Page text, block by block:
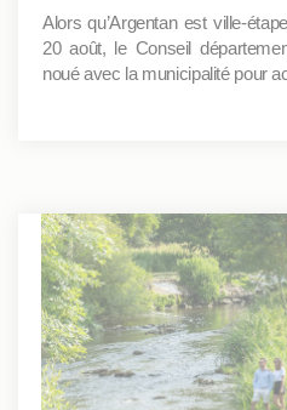
Alors qu’Argentan est ville-
20 août, le Conseil
noué avec la municipalité pour